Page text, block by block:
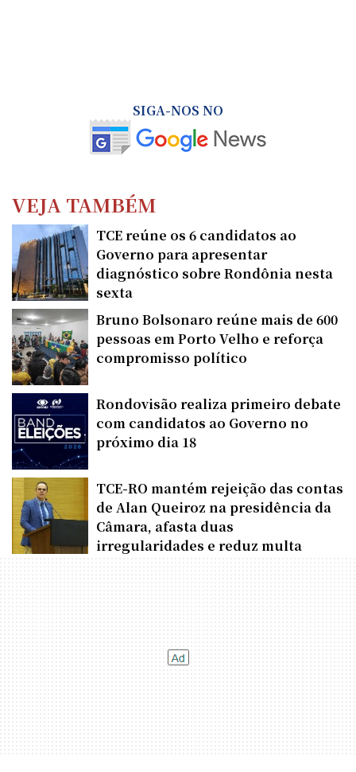
SIGA-NOS NO
VEJA TAMBÉM
TCE reúne os 6 candidatos ao
Governo para apresentar
diagnóstico sobre Rondônia nesta
sexta
Bruno Bolsonaro reúne mais de 600
pessoas em Porto Velho e reforça
compromisso político
Rondovisão realiza primeiro debate
com candidatos ao Governo no
próximo dia 18
TCE-RO mantém rejeição das contas
de Alan Queiroz na presidência da
Câmara, afasta duas
irregularidades e reduz multa